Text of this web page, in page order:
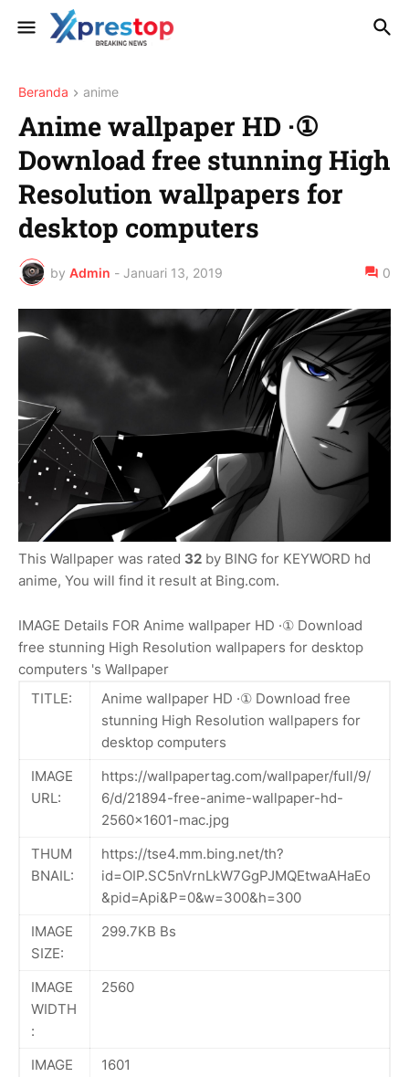
Beranda anime
Anime wallpaper HD ·①
Download free stunning High
Resolution wallpapers for
desktop computers
by Admin - Januari 13, 2019 0
This Wallpaper was rated 32 by BING for KEYWORD hd
anime, You will find it result at Bing.com.
IMAGE Details FOR Anime wallpaper HD ·① Download
free stunning High Resolution wallpapers for desktop
computers 's Wallpaper
TITLE:
Anime wallpaper HD ·① Download free
stunning High Resolution wallpapers for
desktop computers
IMAGE
URL:
https://wallpapertag.com/wallpaper/full/9/
6/d/21894-free-anime-wallpaper-hd-
2560x1601-mac.jpg
THUM
BNAIL:
https://tse4.mm.bing.net/th?
id=OIP.SC5nVrnLkW7GgPJMQEtwaAHaEo
&pid=Api&P=0&w=300&h=300
IMAGE
SIZE:
299.7KB Bs
IMAGE
WIDTH
:
2560
IMAGE
1601